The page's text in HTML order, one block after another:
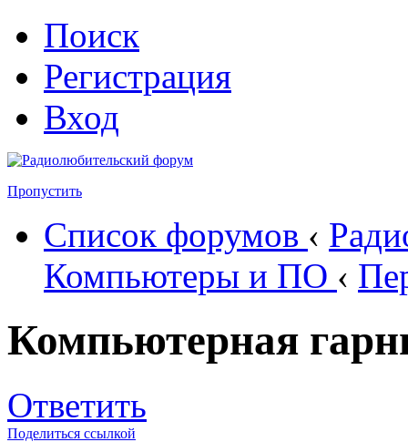
Поиск
Регистрация
Вход
Пропустить
Список форумов ‹
Компьютеры и ПО ‹
Компьютерная
Ответить
Поделиться ссылкой